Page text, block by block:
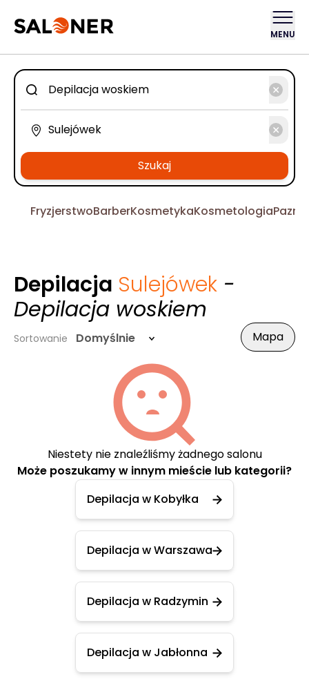
MENU
Szukaj
FryzjerstwoBarberKosmetykaKosmetologia
Depilacja Sulejówek -
Depilacja woskiem
Sortowanie Domyślnie Mapa
Niestety nie znaleźliśmy żadnego salonu
Może poszukamy w innym mieście lub kategorii?
Depilacja w Kobyłka
Depilacja w Warszawa
Depilacja w Radzymin
Depilacja w Jabłonna